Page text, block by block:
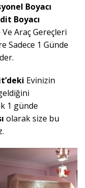
Boyacı
Boyacı
Araç Gereçleri
Sadece 1 Günde
’deki Evinizin
1 günde
olarak size bu